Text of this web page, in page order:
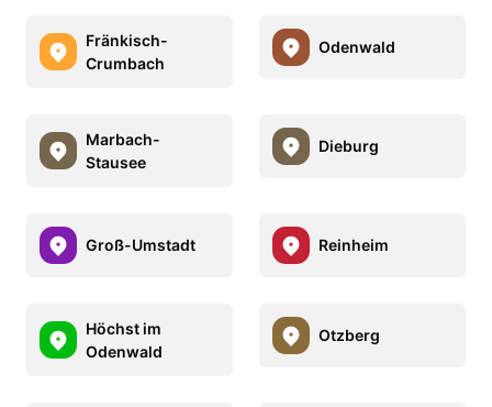
Fränkisch-
Crumbach
Odenwald
Marbach-
Stausee
Dieburg
Groß-Umstadt Reinheim
Höchst im
Odenwald
Otzberg